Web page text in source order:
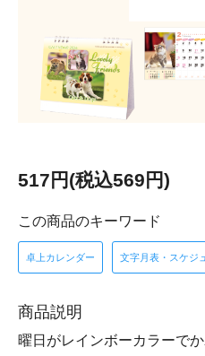
517円(税込569円)
この商品のキーワード
卓上カレンダー 文字月表・スケジ
商品説明
曜日がレインボーカラーでか